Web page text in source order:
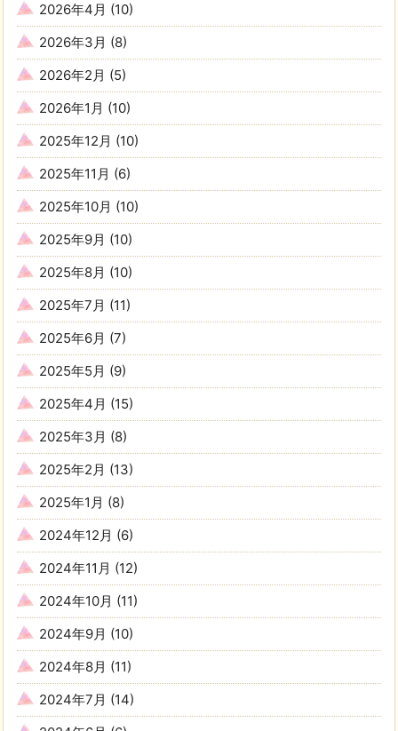
2026年4月 (10)
2026年3月 (8)
2026年2月 (5)
2026年1月 (10)
2025年12月 (10)
2025年11月 (6)
2025年10月 (10)
2025年9月 (10)
2025年8月 (10)
2025年7月 (11)
2025年6月 (7)
2025年5月 (9)
2025年4月 (15)
2025年3月 (8)
2025年2月 (13)
2025年1月 (8)
2024年12月 (6)
2024年11月 (12)
2024年10月 (11)
2024年9月 (10)
2024年8月 (11)
2024年7月 (14)